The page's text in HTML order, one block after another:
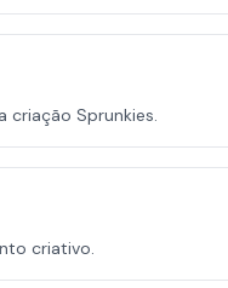
criação Sprunkies.
criativo.